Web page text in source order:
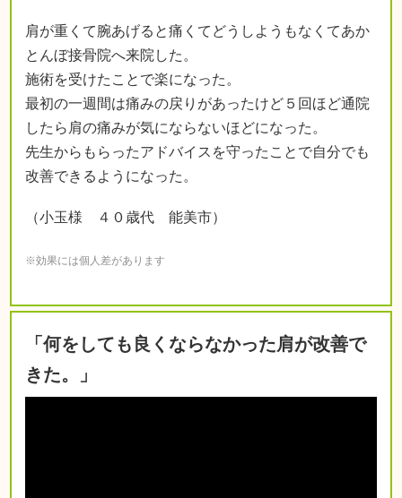
肩が重くて腕あげると痛くてどうしようもなくてあか
とんぼ接骨院へ来院した。
施術を受けたことで楽になった。
最初の一週間は痛みの戻りがあったけど５回ほど通院
したら肩の痛みが気にならないほどになった。
先生からもらったアドバイスを守ったことで自分でも
改善できるようになった。
（小玉様 ４０歳代 能美市）
※効果には個人差があります
「何をしても良くならなかった肩が改善で
きた。」